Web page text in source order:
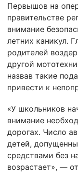
Первышов на
правительстве
внимание
летних каникул.
родителей
другой
назвав такие
привести к
«У школьников
внимание
дорогах. Число
детей,
средствами без
возрастает», —